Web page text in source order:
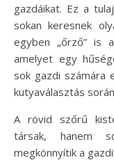
gazdáikat. Ez a
sokan keresnek
egyben „őrző” is
amelyet egy
sok gazdi számára
kutyaválasztás
A rövid szőrű
társak, hanem
megkönnyítik a